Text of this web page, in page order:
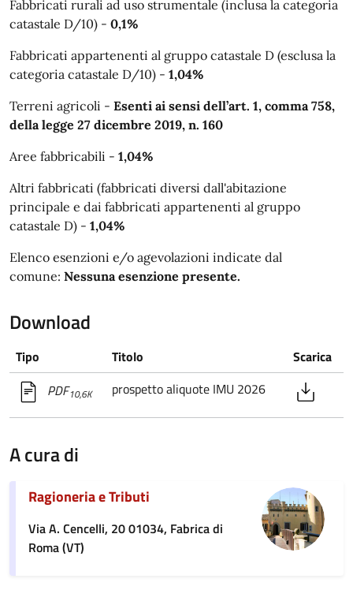
Fabbricati rurali ad uso strumentale (inclusa la categoria
catastale D/10) - 0,1%
Fabbricati appartenenti al gruppo catastale D (esclusa la
categoria catastale D/10) - 1,04%
Terreni agricoli - Esenti ai sensi dell’art. 1, comma 758,
della legge 27 dicembre 2019, n. 160
Aree fabbricabili - 1,04%
Altri fabbricati (fabbricati diversi dall'abitazione
principale e dai fabbricati appartenenti al gruppo
catastale D) - 1,04%
Elenco esenzioni e/o agevolazioni indicate dal
comune: Nessuna esenzione presente.
Download
Tipo Titolo
Scarica
PDF10,6K prospetto aliquote IMU 2026
A cura di
Ragioneria e Tributi
Via A. Cencelli, 20 01034, Fabrica di
Roma (VT)